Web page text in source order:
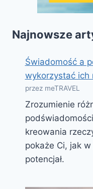
Najnowsze
Świadomość a
wykorzystać ich
przez meTRAVEL
Zrozumienie
kreowania
pokaże Ci, jak
potencjał.